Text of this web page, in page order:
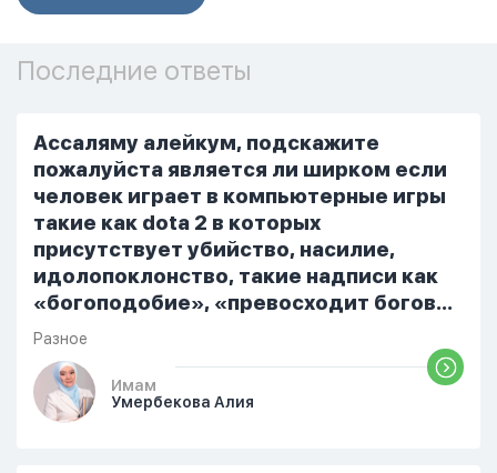
Последние ответы
Ассаляму алейкум, подскажите
пожалуйста является ли ширком если
человек играет в компьютерные игры
такие как dota 2 в которых
присутствует убийство, насилие,
идолопоклонство, такие надписи как
«богоподобие», «превосходит богов»,
но при этом человек полностью
признает и соблюдает все столпы
Ислама и эта игра не мешает ему
выполнять ему его обязанности по
Разное
Имам
Умербекова Алия